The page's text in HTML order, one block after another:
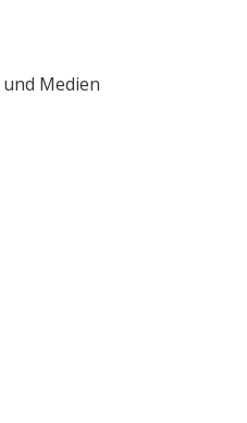
Medien